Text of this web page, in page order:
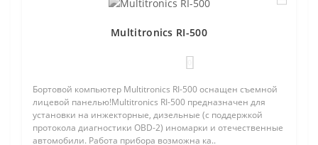
Multitronics RI-500
Бортовой компьютер Multitronics RI-500 оснащен съемной
лицевой панелью!Multitronics RI-500 предназначен для
установки на инжекторные, дизельные (с поддержкой
протокола диагностики OBD-2) иномарки и отечественные
автомобили. Работа прибора возможна ка..